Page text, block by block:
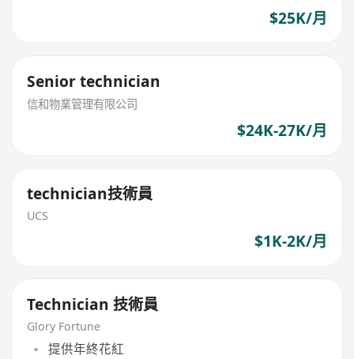
$25K/月
Senior technician
信和物業管理有限公司
$24K-27K/月
technician技術員
UCS
$1K-2K/月
Technician 技術員
Glory Fortune
提供年終花紅